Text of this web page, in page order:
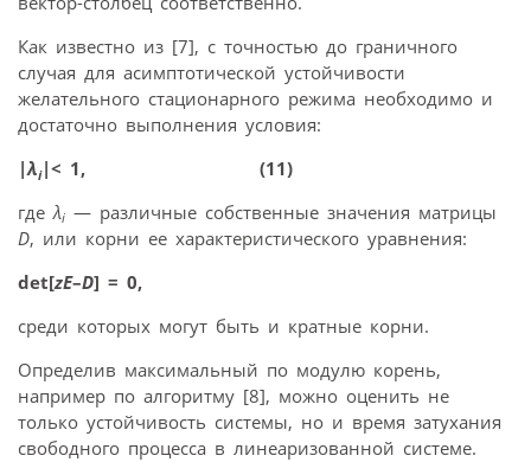
Как известно из [7], с точностью до граничного
случая для асимптотической устойчивости
желательного стационарного режима необходимо и
достаточно выполнения условия:
|λi|< 1, (11)
гдеλi — различные собственные значения матрицы
D, или корни ее характеристического уравнения:
det[zE–D] = 0,
среди которых могут быть и кратные корни.
Определив максимальный по модулю корень,
например по алгоритму [8], можно оценить не
только устойчивость системы, но и время затухания
свободного процесса в линеаризованной системе.